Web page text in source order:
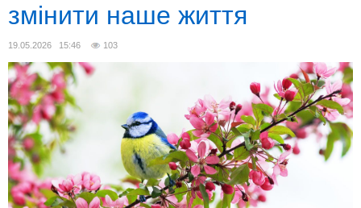
змінити наше життя
19.05.2026 15:46 103